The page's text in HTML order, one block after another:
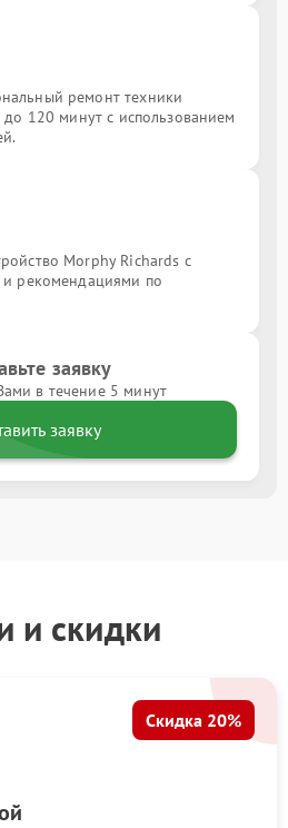
ремонт техники
120 минут с использованием
Morphy Richards с
и рекомендациями по
заявку
в течение 5 минут
заявку
и скидки
Скидка 20%